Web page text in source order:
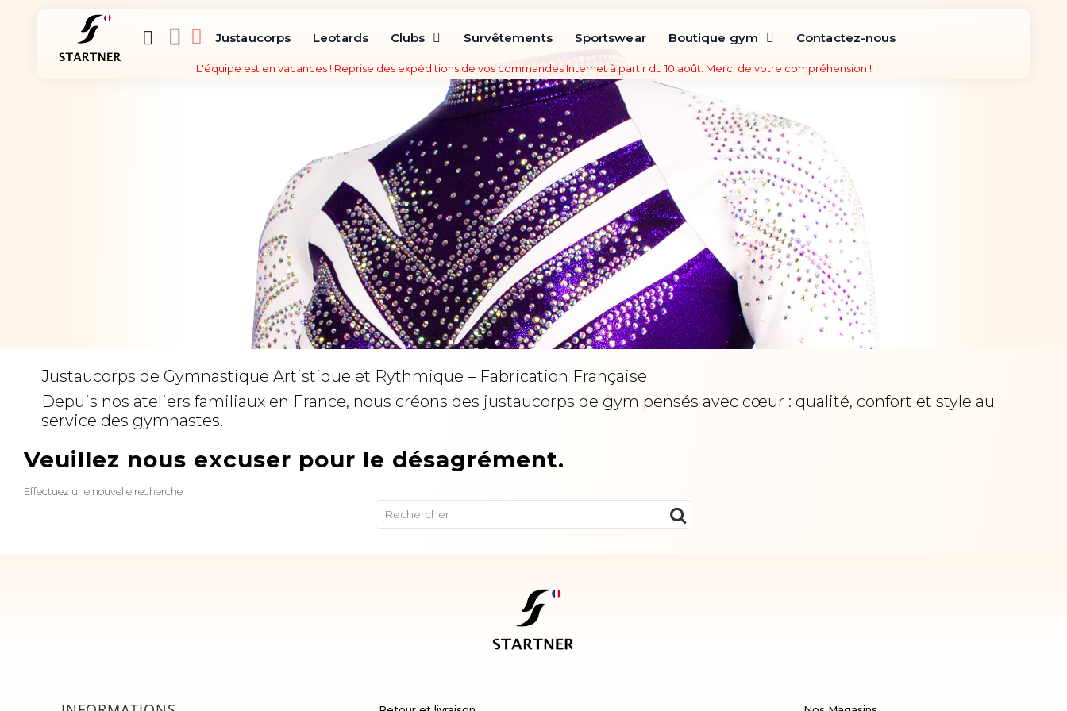
Justaucorps Leotards Clubs Survêtements Sportswear Boutique gym Contactez-nous
L'équipe est en vacances ! Reprise des expéditions de vos commandes Internet à partir du 10 août. Merci de votre compréhension !
Justaucorps de Gymnastique Artistique et Rythmique – Fabrication Française
Depuis nos ateliers familiaux en France, nous créons des justaucorps de gym pensés avec cœur : qualité, confort et style au
service des gymnastes.
Veuillez nous excuser pour le désagrément.
Effectuez une nouvelle recherche